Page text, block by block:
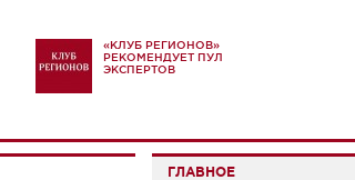
«КЛУБ РЕГИОНОВ»
РЕКОМЕНДУЕТ ПУЛ
ЭКСПЕРТОВ
ГЛАВНОЕ